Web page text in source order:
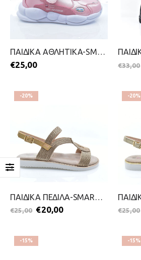
ΠΑΙΔΙΚΑ ΑΘΛΗΤΙΚΑ-SMART KIDS-2199-0158-ΡΟΖ
€25,00 €33,00
-20%
ΠΑΙΔΙΚΑ ΠΕΔΙΛΑ-SMART KIDS-2199-0160-ΧΑΛΚΟΣ
€25,00 €20,00
-20%
€25,00
-15% -15%